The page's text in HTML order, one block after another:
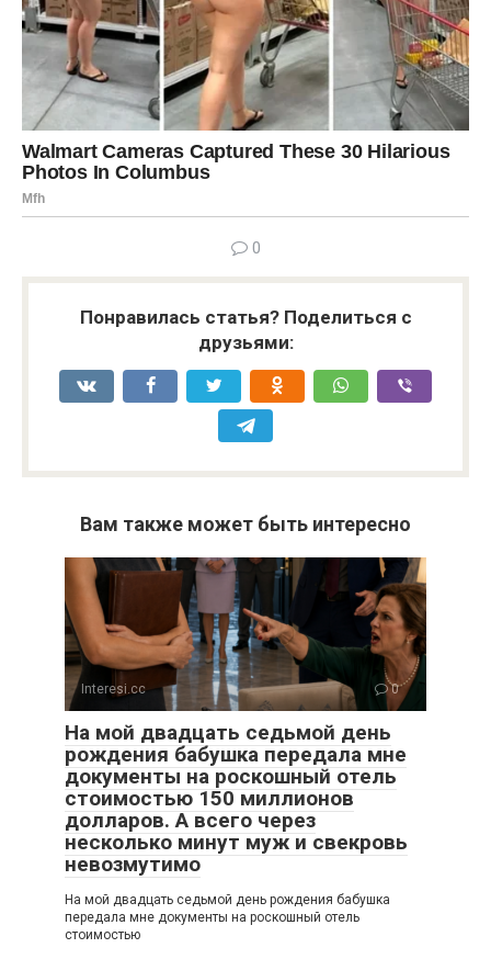
0
Понравилась статья? Поделиться с
друзьями:
Вам также может быть интересно
Interesi.cc 0
На мой двадцать седьмой день
рождения бабушка передала мне
документы на роскошный отель
стоимостью 150 миллионов
долларов. А всего через
несколько минут муж и свекровь
невозмутимо
На мой двадцать седьмой день рождения бабушка
передала мне документы на роскошный отель
стоимостью